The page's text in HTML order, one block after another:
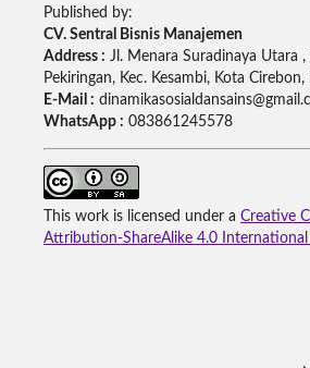
Published by:
CV. Sentral Bisnis Manajemen
Address : Jl. Menara Suradinaya Utara
Pekiringan, Kec. Kesambi, Kota
E-Mail :
WhatsApp : 083861245578
This work is licensed under a Creative
Attribution-ShareAlike 4.0 International